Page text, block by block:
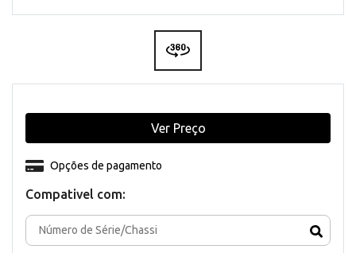
Compativel com:
Opções de pagamento
Ver Preço